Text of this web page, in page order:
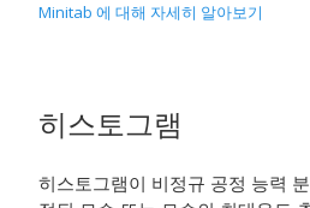
Minitab 에 대해 자세히 알아보기
히스토그램
히스토그램이 비정규 공정 능력